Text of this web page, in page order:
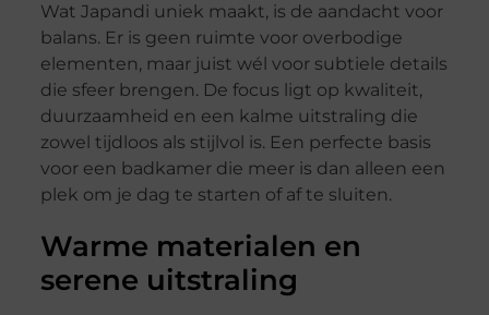
Wat Japandi uniek maakt, is de aandacht voor
balans. Er is geen ruimte voor overbodige
elementen, maar juist wél voor subtiele details
die sfeer brengen. De focus ligt op kwaliteit,
duurzaamheid en een kalme uitstraling die
zowel tijdloos als stijlvol is. Een perfecte basis
voor een badkamer die meer is dan alleen een
plek om je dag te starten of af te sluiten.
Warme materialen en
serene uitstraling